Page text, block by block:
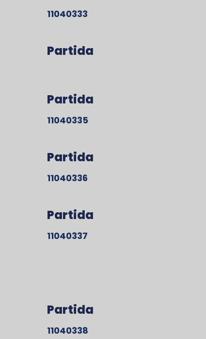
11040333
Partida
Partida
11040335
Partida
11040336
Partida
11040337
Partida
11040338